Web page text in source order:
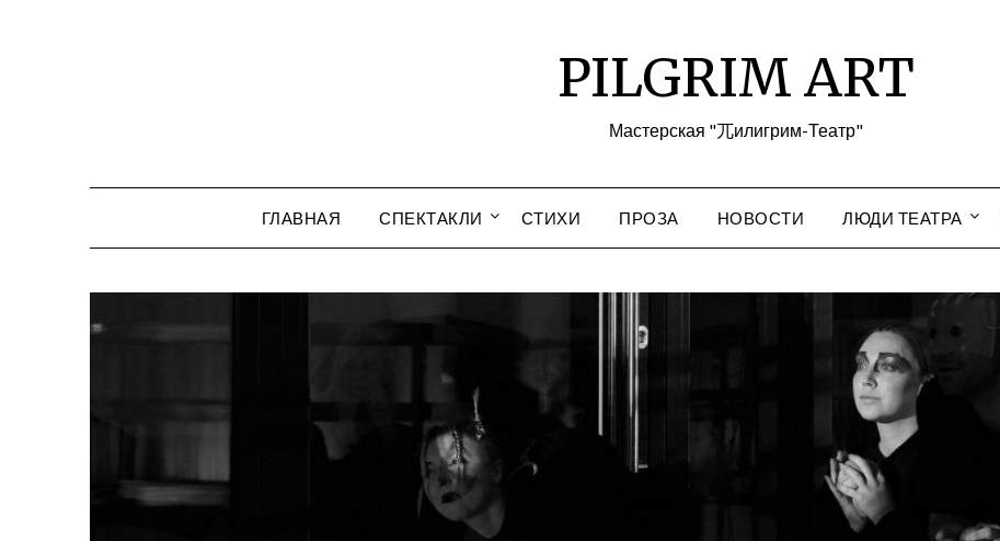
PILGRIM ART
Мастерская "兀илигрим-Театр"
ГЛАВНАЯ СПЕКТАКЛИ СТИХИ ПРОЗА НОВОСТИ ЛЮДИ ТЕАТРА